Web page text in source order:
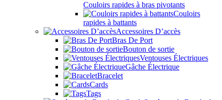
Couloirs rapides à bras pivotants
Couloirs
rapides à battants
Accessoires D’accès
Bras De Port
Bouton de sortie
Ventouses Électriques
Gâche Électrique
Bracelet
Cards
Tags